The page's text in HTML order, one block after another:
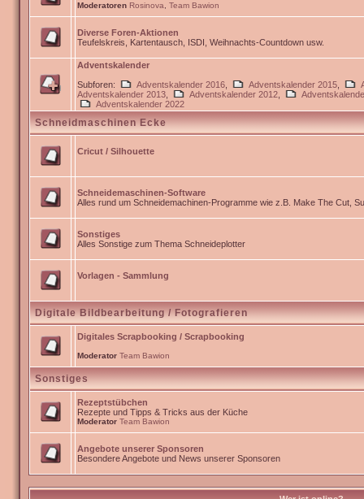
Moderatoren Rosinova Team Bawion
Diverse Foren-Aktionen
Teufelskreis, Kartentausch, ISDI, Weihnachts-Countdown usw.
Adventskalender
Subforen:
Adventskalender 2016 Adventskalender 2015
Adventskalender 2013
Adventskalender 2012
Adventskalender 2022
Schneidmaschinen Ecke
Cricut / Silhouette
Schneidemaschinen-Software
Alles rund um Schneidemachinen-Programme wie z.B. Make The Cut,
Sonstiges
Alles Sonstige zum Thema Schneideplotter
Vorlagen - Sammlung
Digitale Bildbearbeitung / Fotografieren
Digitales Scrapbooking / Scrapbooking
Moderator Team Bawion
Sonstiges
Rezeptstübchen
Rezepte und Tipps & Tricks aus der Küche
Moderator Team Bawion
Angebote unserer Sponsoren
Besondere Angebote und News unserer Sponsoren